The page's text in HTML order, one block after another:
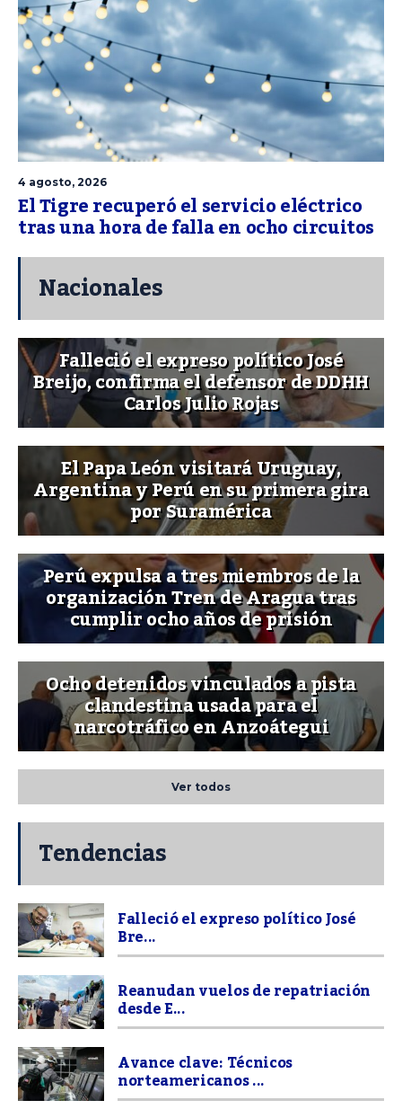
4 agosto, 2026
El Tigre recuperó el servicio eléctrico
tras una hora de falla en ocho circuitos
Nacionales
Falleció el expreso político José
Breijo, confirma el defensor de DDHH
Carlos Julio Rojas
El Papa León visitará Uruguay,
Argentina y Perú en su primera gira
por Suramérica
Perú expulsa a tres miembros de la
organización Tren de Aragua tras
cumplir ocho años de prisión
Ocho detenidos vinculados a pista
clandestina usada para el
narcotráfico en Anzoátegui
Ver todos
Tendencias
Falleció el expreso político José
Bre...
Reanudan vuelos de repatriación
desde E...
Avance clave: Técnicos
norteamericanos ...